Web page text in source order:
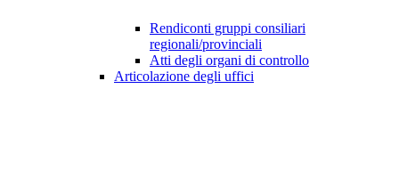
Rendiconti gruppi consiliari
regionali/provinciali
Atti degli organi di controllo
Articolazione degli uffici